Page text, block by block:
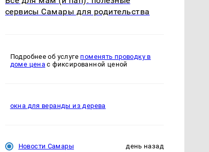
сервисы Самары для родительства
Подробнее об услуге поменять проводку в
доме цена с фиксированной ценой
окна для веранды из дерева
Новости Самары день назад